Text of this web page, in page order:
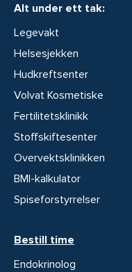
Alt under ett tak:
Legevakt
Helsesjekken
Hudkreftsenter
Volvat Kosmetiske
Fertilitetsklinikk
Stoffskiftesenter
Overvektsklinikken
BMI-kalkulator
Spiseforstyrrelser
Bestill time
Endokrinolog